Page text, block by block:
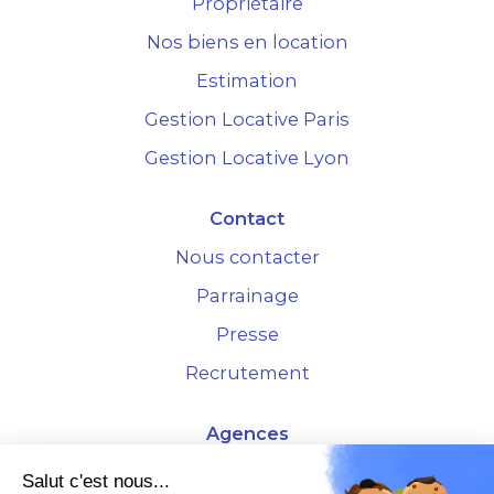
Nos biens en location
Estimation
Gestion Locative Paris
Gestion Locative Lyon
Contact
Nous contacter
Parrainage
Presse
Recrutement
Agences
4 Rue de la Bourse - 69001 Lyon
Salut c'est nous...